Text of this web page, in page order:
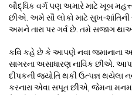
બૌદ્ધિક વર્ગ પણ અમારે માટે ખૂબ
છીએ. અમે સૌ લોકો માટે સુખ-
અમને તારા પર ગર્વ છે. તમે સજાગ
કવિ કહે છે કે આપણે નવા
સાગરના અસાધારણ નાવિક છીએ.
દીપકની જ્યોતિ થકી ઉત્પન્ન થયેલા
કરનારા એવા સપૂત છીએ, જેમના